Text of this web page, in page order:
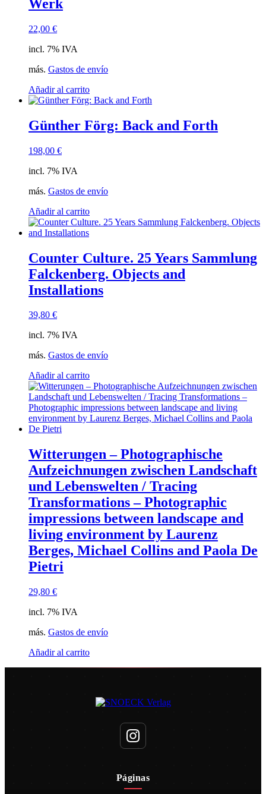
Werk
22,00 €
incl. 7% IVA
más. Gastos de envío
Añadir al carrito
Günther Förg: Back and Forth
198,00 €
incl. 7% IVA
más. Gastos de envío
Añadir al carrito
Counter Culture. 25 Years Sammlung
Falckenberg. Objects and
Installations
39,80 €
incl. 7% IVA
más. Gastos de envío
Añadir al carrito
Witterungen – Photographische
Aufzeichnungen zwischen Landschaft
und Lebenswelten / Tracing
Transformations – Photographic
impressions between landscape and
living environment by Laurenz
Berges, Michael Collins and Paola De
Pietri
29,80 €
incl. 7% IVA
más. Gastos de envío
Añadir al carrito
Páginas